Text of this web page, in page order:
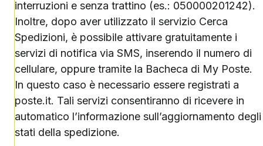
interruzioni e senza trattino (es.: 050000201242).
Inoltre, dopo aver utilizzato il servizio Cerca
Spedizioni, è possibile attivare gratuitamente i
servizi di notifica via SMS, inserendo il numero di
cellulare, oppure tramite la Bacheca di My Poste.
In questo caso è necessario essere registrati a
poste.it. Tali servizi consentiranno di ricevere in
automatico l’informazione sull’aggiornamento degli
stati della spedizione.